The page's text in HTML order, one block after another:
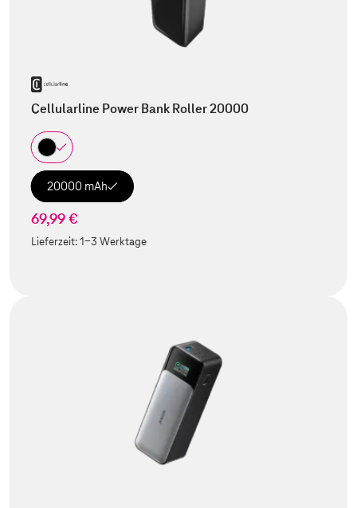
Cellularline Power Bank Roller 20000
20000 mAh
69,99 €
Lieferzeit:1-3 Werktage